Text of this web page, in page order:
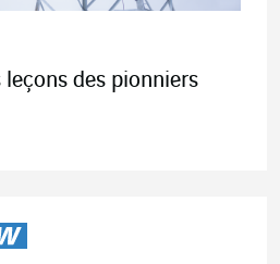
leçons des pionniers